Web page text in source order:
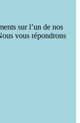
sur l’un de nos
vous répondrons